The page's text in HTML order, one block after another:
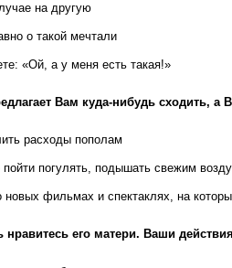
на другую
о такой мечтали
«Ой, а у меня есть такая!»
Вам куда-нибудь сходить, а
расходы пополам
пойти погулять, подышать свежим
новых фильмах и спектаклях, на
нравитесь его матери. Ваши